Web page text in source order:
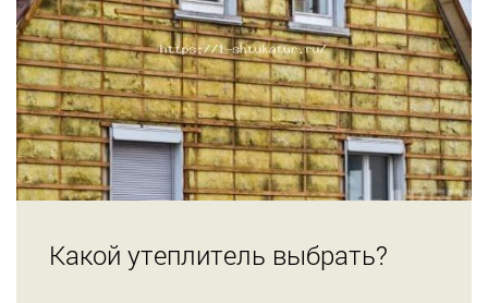
Какой утеплитель выбрать?